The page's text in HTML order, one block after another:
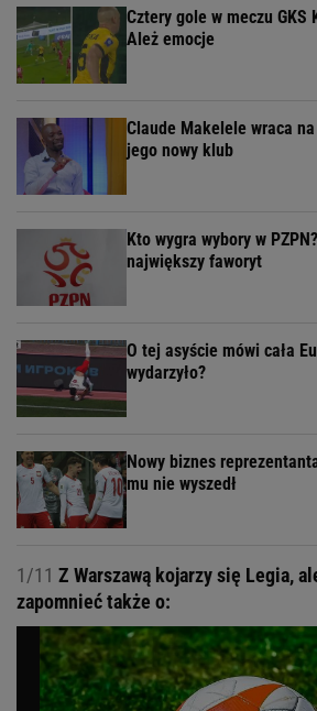
Cztery gole w meczu GKS
Ależ emocje
Claude Makelele wraca
jego nowy klub
Kto wygra wybory w
największy faworyt
O tej asyście mówi cała
wydarzyło?
Nowy biznes
mu nie wyszedł
1/11 Z Warszawą kojarzy się Legia,
zapomnieć także o: